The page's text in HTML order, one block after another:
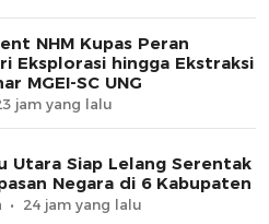
NHM Kupas Peran
Eksplorasi hingga Ekstraksi
MGEI-SC UNG
jam yang lalu
Utara Siap Lelang Serentak
Negara di 6 Kabupaten
24 jam yang lalu